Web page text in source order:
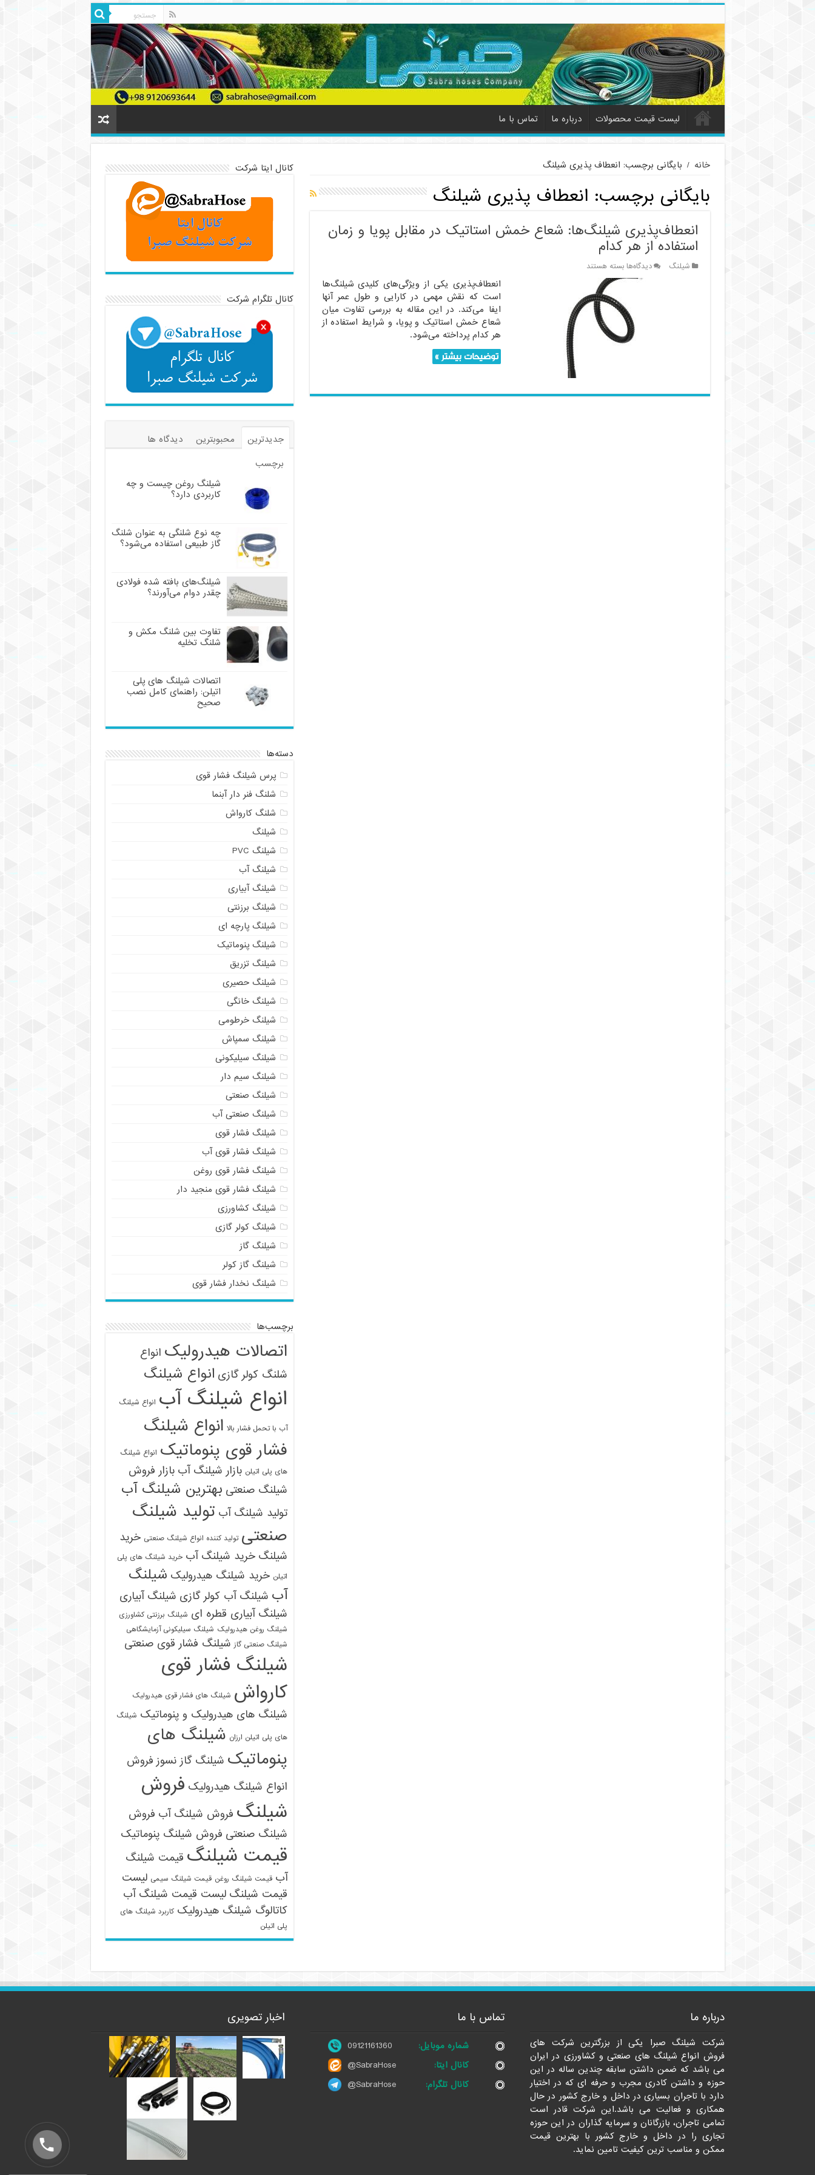
لیست قیمت محصولات درباره ما تماس با ما
خانه / بایگانی برچسب: انعطاف پذیری شیلنگ
بایگانی برچسب: انعطاف پذیری شیلنگ
انعطاف‌پذیری شیلنگ‌ها: شعاع خمش استاتیک در مقابل پویا و زمان
استفاده از هر کدام
شیلنگ دیدگاه‌هابرای
انعطاف‌پذیری
شیلنگ‌ها:
شعاع
خمش
استاتیک
مقابل
از
بسته هستند
انعطاف‌پذیری یکی از ویژگی‌های کلیدی شیلنگ‌ها
است که نقش مهمی در کارایی و طول عمر آنها
ایفا می‌کند. در این مقاله به بررسی تفاوت میان
شعاع خمش استاتیک و پویا، و شرایط استفاده از
هر کدام پرداخته می‌شود.
توضیحات بیشتر »
کانال ایتا شرکت
کانال تلگرام شرکت
جدیدترین محبوبترین
دیدگاه ها
برچسب
شیلنگ روغن چیست و چه
کاربردی دارد؟
چه نوع شلنگی به عنوان شلنگ
گاز طبیعی استفاده می‌شود؟
شیلنگ‌های بافته شده فولادی
چقدر دوام می‌آورند؟
تفاوت بین شلنگ مکش و
شلنگ تخلیه
اتصالات شیلنگ های پلی
اتیلن: راهنمای کامل نصب
صحیح
دسته‌ها
پرس شیلنگ فشار قوی
شلنگ فنر دار آبنما
شلنگ کارواش
شیلنگ
شیلنگ PVC
شیلنگ آب
شیلنگ آبیاری
شیلنگ برزنتی
شیلنگ پارچه ای
شیلنگ پنوماتیک
شیلنگ تزریق
شیلنگ حصیری
شیلنگ خانگی
شیلنگ خرطومی
شیلنگ سمپاش
شیلنگ سیلیکونی
شیلنگ سیم دار
شیلنگ صنعتی
شیلنگ صنعتی آب
شیلنگ فشار قوی
شیلنگ فشار قوی آب
شیلنگ فشار قوی روغن
شیلنگ فشار قوی منجید دار
شیلنگ کشاورزی
شیلنگ کولر گازی
شیلنگ گاز
شیلنگ گاز کولر
شیلنگ نخدار فشار قوی
برچسب‌ها
اتصالات هیدرولیک انواع
شلنگ کولر گازی انواع شیلنگ
انواع شیلنگ آب انواع شیلنگ
آب با تحمل فشار بالا انواع شیلنگ
فشار قوی پنوماتیک انواع شیلنگ
های پلی اتیلن بازار شیلنگ آب بازار فروش
شیلنگ صنعتی بهترین شیلنگ آب
تولید شیلنگ آب تولید شیلنگ
صنعتی تولید کننده انواع شیلنگ صنعتی خرید
شیلنگ خرید شیلنگ آب خرید شیلنگ های پلی
اتیلن خرید شیلنگ هیدرولیک شیلنگ
آب شیلنگ آب کولر گازی شیلنگ آبیاری
شیلنگ آبیاری قطره ای شیلنگ برزنتی کشاورزی
شیلنگ روغن هیدرولیک شیلنگ سیلیکونی آزمایشگاهی
شیلنگ صنعتی گاز شیلنگ فشار قوی صنعتی
شیلنگ فشار قوی
کارواش شیلنگ های فشار قوی هیدرولیک
شیلنگ های هیدرولیک و پنوماتیک شیلنگ
های پلی اتیلن ارزان شیلنگ های
پنوماتیک شیلنگ گاز نسوز فروش
انواع شیلنگ هیدرولیک فروش
شیلنگ فروش شیلنگ آب فروش
شیلنگ صنعتی فروش شیلنگ پنوماتیک
قیمت شیلنگ قیمت شیلنگ
آب قیمت شیلنگ روغن قیمت شیلنگ سیمی لیست
قیمت شیلنگ لیست قیمت شیلنگ آب
کاتالوگ شیلنگ هیدرولیک کاربرد شیلنگ های
پلی اتیلن
درباره ما
شرکت شیلنگ صبرا یکی از بزرگترین شرکت های
فروش انواع شیلنگ های صنعتی و کشاورزی در ایران
می باشد که ضمن داشتن سابقه چندین ساله در این
حوزه و داشتن کادری مجرب و حرفه ای که در اختیار
دارد با تاجران بسیاری در داخل و خارج کشور در حال
همکاری و فعالیت می باشد.این شرکت قادر است
تمامی تاجران، بازرگانان و سرمایه گذاران در این حوزه
تجاری را در داخل و خارج کشور با بهترین قیمت
ممکن و مناسب ترین کیفیت تامین نماید.
تماس با ما
شماره موبایل:
09121161360
کانال ایتا:
@SabraHose
کانال تلگرام:
@SabraHose
اخبار تصویری